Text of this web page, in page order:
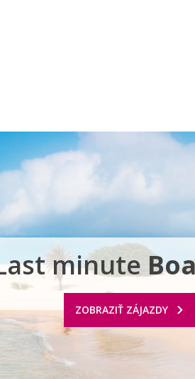
minute
ZOBRAZIŤ ZÁJAZDY